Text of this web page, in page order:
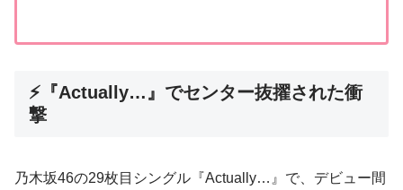
⚡『Actually…』でセンター抜擢された衝
撃
乃木坂46の29枚目シングル『Actually…』で、デビュー間